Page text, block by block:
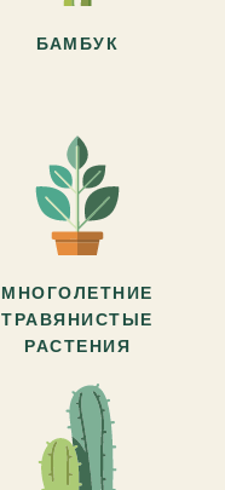
БАМБУК
МНОГОЛЕТНИЕ
ТРАВЯНИСТЫЕ
РАСТЕНИЯ